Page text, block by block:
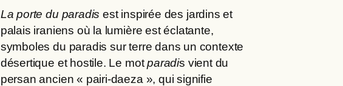
La porte du paradis est inspirée des jardins et
palais iraniens où la lumière est éclatante,
symboles du paradis sur terre dans un contexte
désertique et hostile. Le motparadis vient du
persan ancien « pairi-daeza », qui signifie